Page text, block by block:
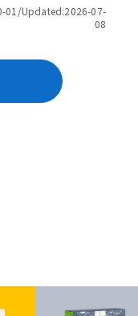
01/Updated:2026-07-
08